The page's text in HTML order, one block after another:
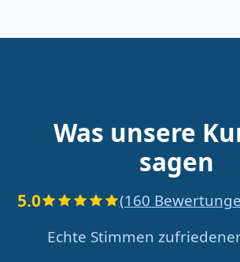
Was unsere
sagen
5.0
(160
Echte Stimmen